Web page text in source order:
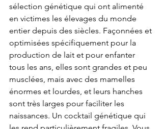
sélection génétique qui ont alimenté
en victimes les élevages du monde
entier depuis des siècles. Façonnées et
optimisées spécifiquement pour la
production de lait et pour enfanter
tous les ans, elles sont grandes et peu
musclées, mais avec des mamelles
énormes et lourdes, et leurs hanches
sont très larges pour faciliter les
naissances. Un cocktail génétique qui